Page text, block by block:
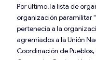
Por último, la lista de
organización paramilitar
pertenecía a la
agremiados a la Unión
Coordinación de